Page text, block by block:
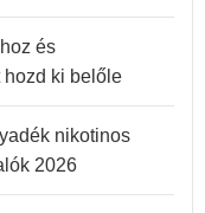
és
hozd ki belőle
nikotinos
2026